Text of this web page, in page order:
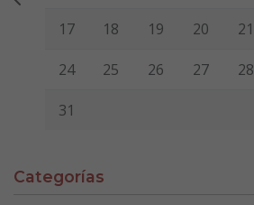
17 18 19 20 21
24 25 26 27 28
31
Categorías